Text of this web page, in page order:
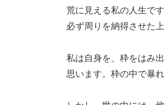
荒に見える私の人生で
必ず周りを納得させた
私は自身を、枠をはみ
思います。枠の中で暴